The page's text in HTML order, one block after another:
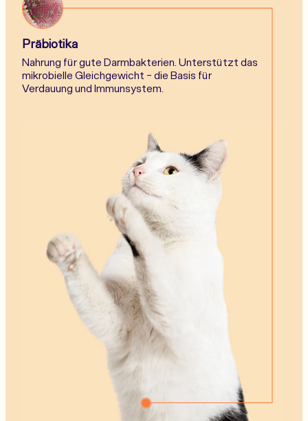
Präbiotika
Nahrung für gute Darmbakterien. Unterstützt das
mikrobielle Gleichgewicht - die Basis für
Verdauung und Immunsystem.